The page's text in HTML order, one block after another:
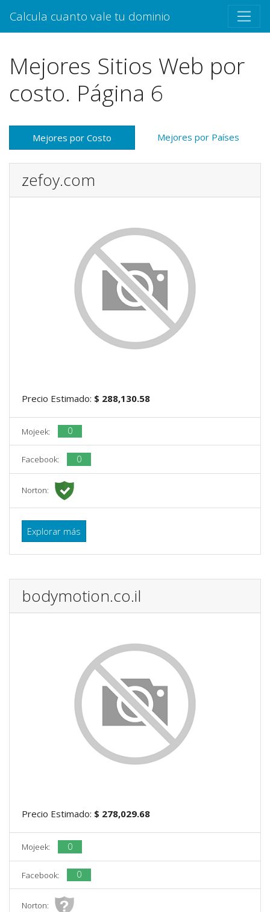
Calcula cuanto vale tu dominio
Mejores Sitios Web por
costo. Página 6
Mejores por Costo Mejores por Países
zefoy.com
Precio Estimado: $ 288,130.58
Mojeek: 0
Facebook: 0
Norton:
Explorar más
bodymotion.co.il
Precio Estimado: $ 278,029.68
Mojeek: 0
Facebook: 0
Norton: